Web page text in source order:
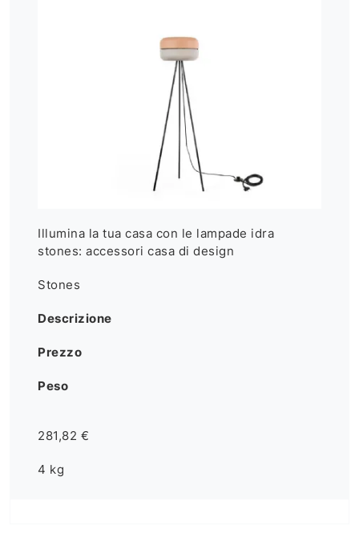
Illumina la tua casa con le lampade idra
stones: accessori casa di design
Stones
Descrizione
Prezzo
Peso
281,82 €
4 kg